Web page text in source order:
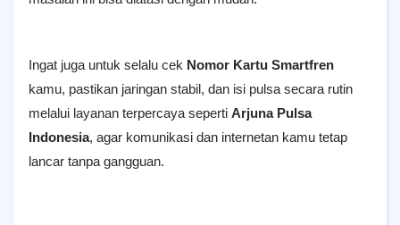
Ingat juga untuk selalu cek Nomor Kartu Smartfren
kamu, pastikan jaringan stabil, dan isi pulsa secara rutin
melalui layanan terpercaya seperti Arjuna Pulsa
Indonesia, agar komunikasi dan internetan kamu tetap
lancar tanpa gangguan.